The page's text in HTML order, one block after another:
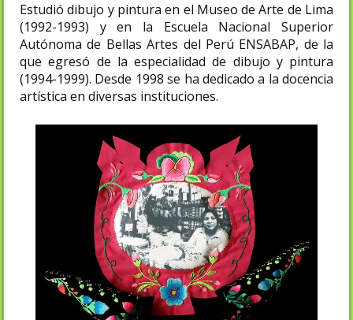
Estudió dibujo y pintura en el Museo de Arte de Lima
(1992-1993) y en la Escuela Nacional Superior
Autónoma de Bellas Artes del Perú ENSABAP, de la
que egresó de la especialidad de dibujo y pintura
(1994-1999). Desde 1998 se ha dedicado a la docencia
artística en diversas instituciones.